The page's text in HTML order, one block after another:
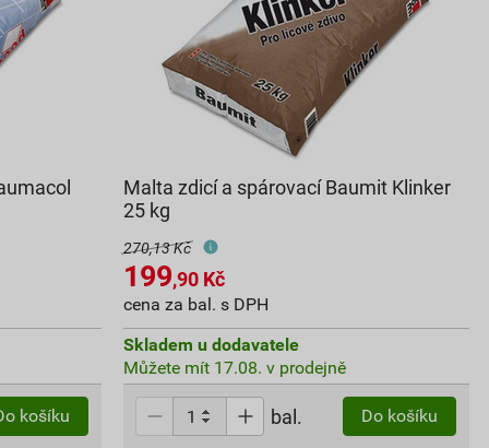
košíku
Malta zdicí a spárovací Baumit Klinker
25 kg
270,13 Kč
199,90Kč
cena za bal. s DPH
Skladem u dodavatele
Můžete mít 17.08. v prodejně
bal. Do košíku